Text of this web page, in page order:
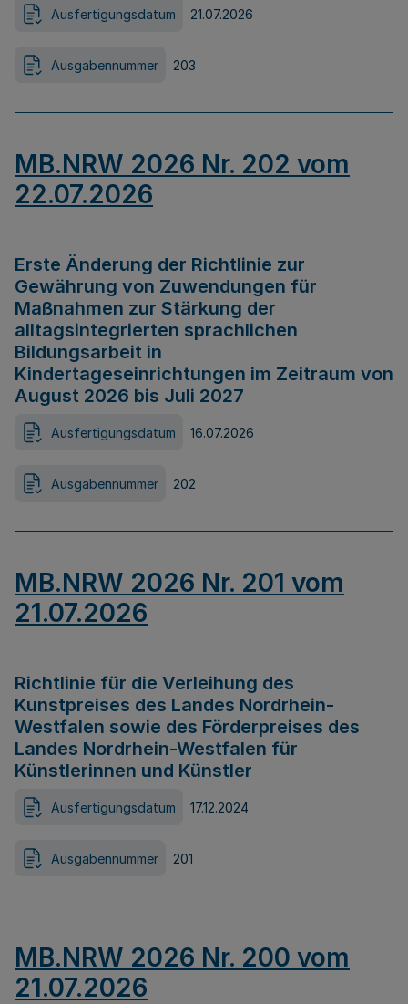
Ausfertigungsdatum 21.07.2026
Ausgabennummer 203
MB.NRW 2026 Nr. 202 vom
22.07.2026
Erste Änderung der Richtlinie zur
Gewährung von Zuwendungen für
Maßnahmen zur Stärkung der
alltagsintegrierten sprachlichen
Bildungsarbeit in
Kindertageseinrichtungen im Zeitraum von
August 2026 bis Juli 2027
Ausfertigungsdatum 16.07.2026
Ausgabennummer 202
MB.NRW 2026 Nr. 201 vom
21.07.2026
Richtlinie für die Verleihung des
Kunstpreises des Landes Nordrhein-
Westfalen sowie des Förderpreises des
Landes Nordrhein-Westfalen für
Künstlerinnen und Künstler
Ausfertigungsdatum 17.12.2024
Ausgabennummer 201
MB.NRW 2026 Nr. 200 vom
21.07.2026